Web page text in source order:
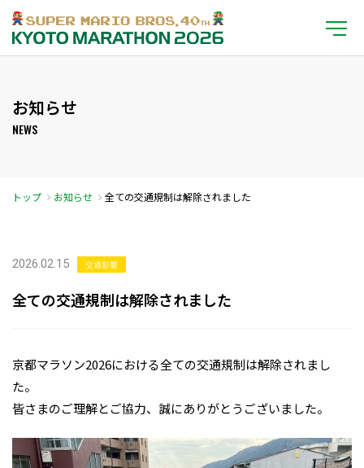
お知らせ
NEWS
トップ お知らせ 全ての交通規制は解除されました
2026.02.15 交通影響
全ての交通規制は解除されました
京都マラソン2026における全ての交通規制は解除されまし
た。
皆さまのご理解とご協力、誠にありがとうございました。